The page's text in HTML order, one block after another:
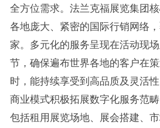
全方位需求。法兰克福展览集团
各地庞大、紧密的国际行销网络
家。多元化的服务呈现在活动现
节，确保遍布世界各地的客户在
时，能持续享受到高品质及灵活
商业模式积极拓展数字化服务范
包括租用展览场地、展会搭建、